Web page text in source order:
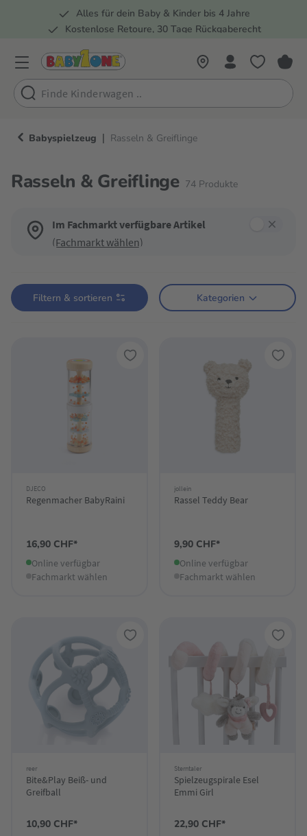
Zur Hauptnavigation springen
Alles für dein Baby & Kinder bis 4 Jahre
Kostenlose Retoure, 30 Tage Rückgaberecht
Babyspielzeug | Rasseln & Greiflinge
Rasseln & Greiflinge 74Produkte
Im Fachmarkt verfügbare Artikel
(Fachmarkt wählen)
Filtern & sortieren Kategorien
DJECO
Regenmacher BabyRaini
16,90 CHF*
Online verfügbar
Fachmarkt wählen
jollein
Rassel Teddy Bear
9,90 CHF*
Online verfügbar
Fachmarkt wählen
reer
Bite&Play Beiß- und
Greifball
10,90 CHF*
Sterntaler
Spielzeugspirale Esel
Emmi Girl
22,90 CHF*